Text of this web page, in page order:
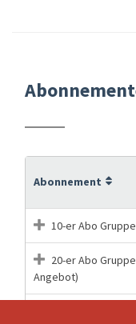
Abonnement
10-er Abo Gruppe
20-er Abo
Angebot)